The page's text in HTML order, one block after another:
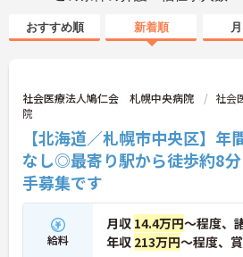
おすすめ順 新着順
社会医療法人鳩仁会 札幌中央病院
社会
院
【北海道／札幌市中央区】
なし◎最寄り駅から徒歩約8
手募集です
給料
月収 14.4万円～程度、
年収 213万円～程度、